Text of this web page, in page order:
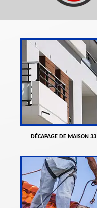
DÉCAPAGE DE MAISON 33